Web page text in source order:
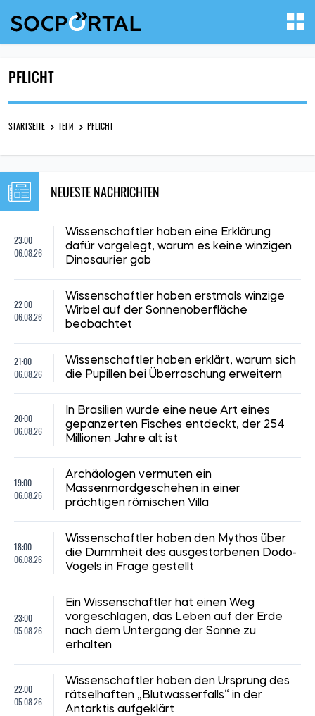
PFLICHT
STARTSEITE ТЕГИ PFLICHT
NEUESTE NACHRICHTEN
23:00
06.08.26
Wissenschaftler haben eine Erklärung
dafür vorgelegt, warum es keine winzigen
Dinosaurier gab
22:00
06.08.26
Wissenschaftler haben erstmals winzige
Wirbel auf der Sonnenoberfläche
beobachtet
21:00
06.08.26
Wissenschaftler haben erklärt, warum sich
die Pupillen bei Überraschung erweitern
20:00
06.08.26
In Brasilien wurde eine neue Art eines
gepanzerten Fisches entdeckt, der 254
Millionen Jahre alt ist
19:00
06.08.26
Archäologen vermuten ein
Massenmordgeschehen in einer
prächtigen römischen Villa
18:00
06.08.26
Wissenschaftler haben den Mythos über
die Dummheit des ausgestorbenen Dodo-
Vogels in Frage gestellt
23:00
05.08.26
Ein Wissenschaftler hat einen Weg
vorgeschlagen, das Leben auf der Erde
nach dem Untergang der Sonne zu
erhalten
22:00
05.08.26
Wissenschaftler haben den Ursprung des
rätselhaften „Blutwasserfalls“ in der
Antarktis aufgeklärt